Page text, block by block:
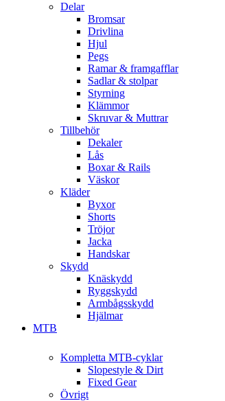
Delar
Bromsar
Drivlina
Hjul
Pegs
Ramar & framgafflar
Sadlar & stolpar
Styrning
Klämmor
Skruvar & Muttrar
Tillbehör
Dekaler
Lås
Boxar & Rails
Väskor
Kläder
Byxor
Shorts
Tröjor
Jacka
Handskar
Skydd
Knäskydd
Ryggskydd
Armbågsskydd
Hjälmar
MTB
Kompletta MTB-cyklar
Slopestyle & Dirt
Fixed Gear
Övrigt